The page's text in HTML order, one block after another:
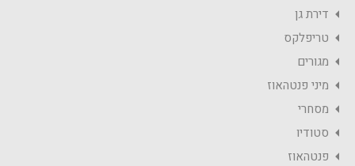
דירת גן
טריפלקס
מגורים
מיני פנטהאוז
מסחרי
סטודיו
פנטהאוז